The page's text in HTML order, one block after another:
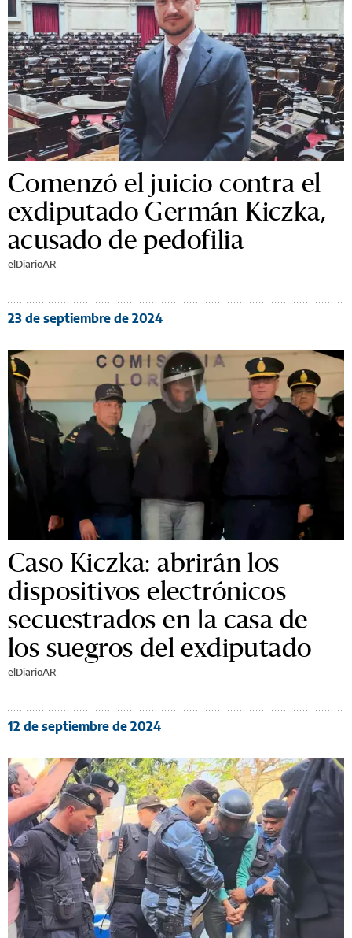
Comenzó el juicio contra el
exdiputado Germán Kiczka,
acusado de pedofilia
elDiarioAR
23 de septiembre de 2024
Caso Kiczka: abrirán los
dispositivos electrónicos
secuestrados en la casa de
los suegros del exdiputado
elDiarioAR
12 de septiembre de 2024